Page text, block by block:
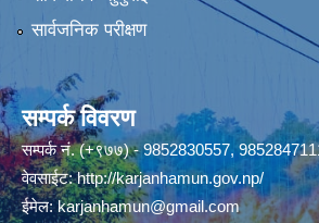
सार्वजनिक परीक्षण
सम्पर्क विवरण
सम्पर्क नं. (+९७७) - 9852830557,
वेवसाईट:http://karjanhamun.gov.np/
ईमेल:karjanhamun@gmail.com